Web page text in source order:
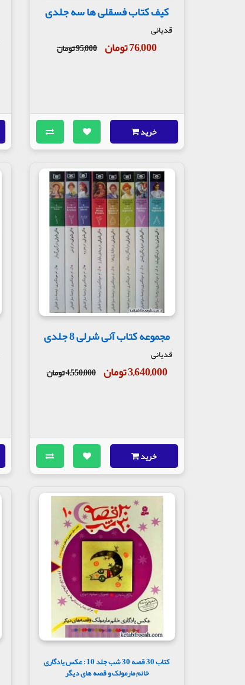
کیف کتاب فسقلی ها سه جلدی
قدیانی
76,000 تومان 95,000 تومان
خرید
مجموعه کتاب آنی شرلی 8 جلدی
قدیانی
3,640,000 تومان 4,550,000 تومان
خرید
کتاب 30 قصه 30 شب جلد 10 : عکس یادگاری
خانم مارمولک و قصه های دیگر